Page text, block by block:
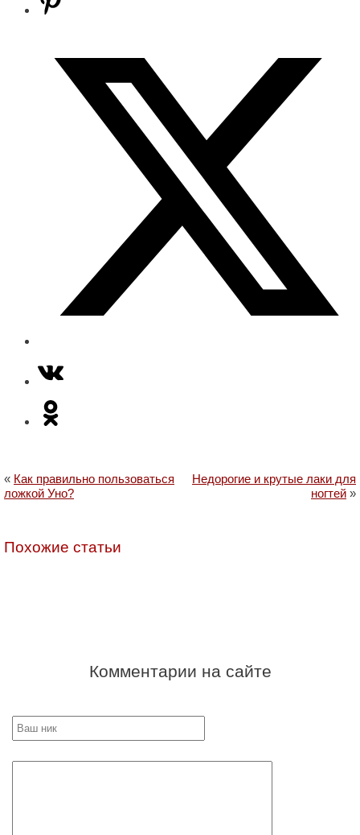
« Как правильно пользоваться
ложкой Уно?
Недорогие и крутые лаки для
ногтей »
Похожие статьи
Комментарии на сайте